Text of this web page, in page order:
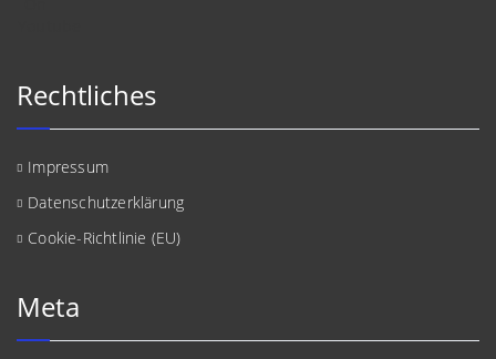
Rechtliches
Impressum
Datenschutzerklärung
Cookie-Richtlinie (EU)
Meta